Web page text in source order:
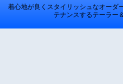
着心地が良くスタイリッシュなオーダ
テナンスするテーラー